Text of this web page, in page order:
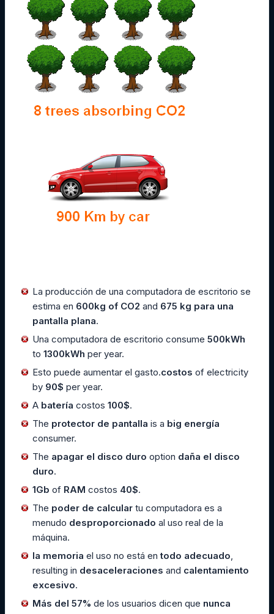
La producción de una computadora de escritorio se
estima en 600kg of CO2 and 675 kg para una
pantalla plana.
Una computadora de escritorio consume 500kWh
to 1300kWh per year.
Esto puede aumentar el gasto.costos of electricity
by 90$ per year.
A batería costos 100$.
The protector de pantalla is a big energía
consumer.
The apagar el disco duro option daña el disco
duro.
1Gb of RAM costos 40$.
The poder de calcular tu computadora es a
menudo desproporcionado al uso real de la
máquina.
la memoria el uso no está entodo adecuado,
resulting in desaceleraciones and calentamiento
excesivo.
Más del 57% de los usuarios dicen que nunca